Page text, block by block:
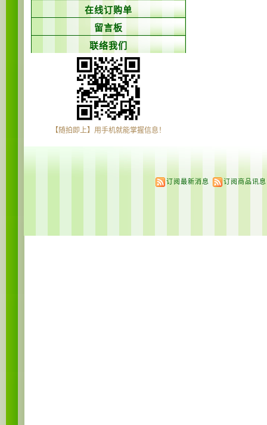
在线订购单
留言板
联络我们
【随拍即上】用手机就能掌握信息！
订阅最新消息 订阅商品讯息